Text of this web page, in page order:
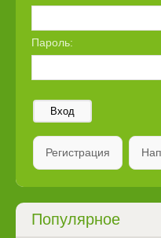
Пароль:
Вход
Регистрация
Популярное